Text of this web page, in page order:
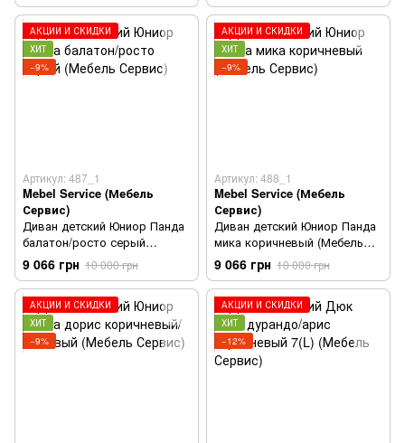
АКЦИИ И СКИДКИ
ХИТ
−9%
Артикул: 487_1
Mebel Service (Мебель
Сервис)
Диван детский Юниор Панда
балатон/росто серый
(Мебель Сервис)
9 066 грн 10 000 грн
АКЦИИ И СКИДКИ
ХИТ
−9%
Артикул: 488_1
Mebel Service (Мебель
Сервис)
Диван детский Юниор Панда
мика коричневый (Мебель
Сервис)
9 066 грн 10 000 грн
АКЦИИ И СКИДКИ
ХИТ
−9%
АКЦИИ И СКИДКИ
ХИТ
−12%